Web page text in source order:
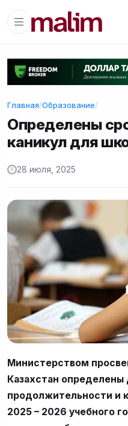
Главная/Образование/
Определены
каникул для
28 июля, 2025
Министерством
Казахстан определены
продолжительности и
2025 – 2026 учебного